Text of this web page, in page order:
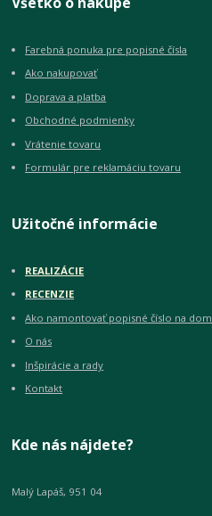
Farebná ponuka pre popisné čísla
Ako nakupovať
Doprava a platba
Obchodné podmienky
Vrátenie tovaru
Formulár pre reklamáciu tovaru
Užitočné informácie
REALIZÁCIE
RECENZIE
Ako namontovať popisné číslo na dom
O nás
Inšpirácie a rady
Kontakt
Kde nás nájdete?
Malý Lapáš, 951 04